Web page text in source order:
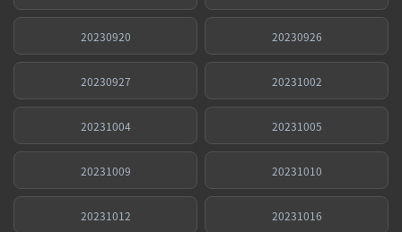
20230920 20230926
20230927 20231002
20231004 20231005
20231009 20231010
20231012 20231016